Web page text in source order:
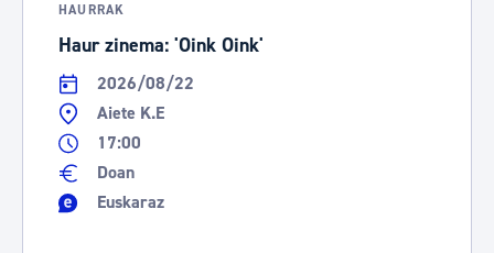
HAURRAK
Haur zinema: 'Oink Oink'
2026/08/22
Aiete K.E
17:00
Doan
Euskaraz